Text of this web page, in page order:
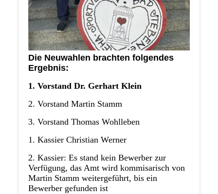
Die Neuwahlen brachten folgendes
Ergebnis:
1. Vorstand Dr. Gerhart Klein
2. Vorstand Martin Stamm
3. Vorstand Thomas Wohlleben
1. Kassier Christian Werner
2. Kassier: Es stand kein Bewerber zur
Verfügung, das Amt wird kommisarisch von
Martin Stamm weitergeführt, bis ein
Bewerber gefunden ist